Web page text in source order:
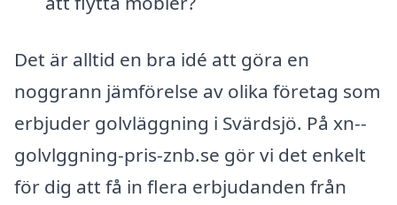
Det är alltid en bra idé att göra en
noggrann jämförelse av olika företag som
erbjuder golvläggning i Svärdsjö. På xn--
golvlggning-pris-znb.se gör vi det enkelt
för dig att få in flera erbjudanden från